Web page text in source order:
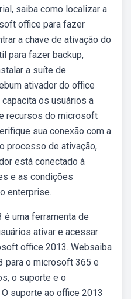
saiba como localizar a
office para fazer
a chave de ativação do
para fazer backup,
a suíte de
ativador do office
os usuários a
recursos do microsoft
sua conexão com a
processo de ativação,
está conectado à
e as condições
enterprise.
uma ferramenta de
ativar e acessar
office 2013. Websaiba
para o microsoft 365 e
o suporte e o
suporte ao office 2013